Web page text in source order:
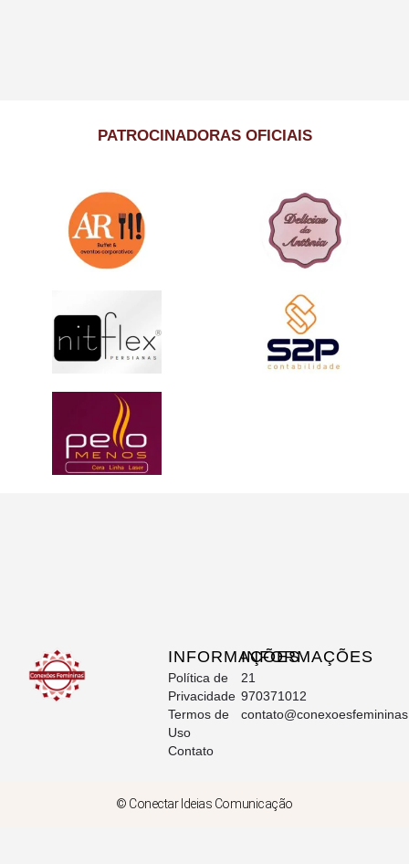
PATROCINADORAS OFICIAIS
INFORMAÇÕES
Política de
Privacidade
Termos de
Uso
Contato
INFORMAÇÕES
21
970371012
© Conectar Ideias Comunicação